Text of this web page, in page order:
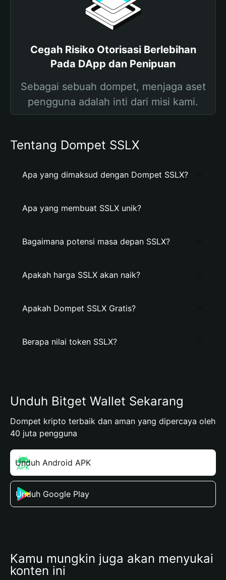
Cegah Risiko Otorisasi Berlebihan
Pada DApp dan Penipuan
Sebagai sebuah dompet, menjaga aset
pengguna adalah inti dari misi kami.
Tentang Dompet SSLX
Apa yang dimaksud dengan Dompet SSLX?
Apa yang membuat SSLX unik?
Bagaimana potensi masa depan SSLX?
Apakah harga SSLX akan naik?
Apakah Dompet SSLX Gratis?
Berapa nilai token SSLX?
Unduh Bitget Wallet Sekarang
Dompet kripto terbaik dan aman yang dipercaya oleh
40 juta pengguna
Unduh Android APK
Unduh Google Play
Kamu mungkin juga akan menyukai
konten ini